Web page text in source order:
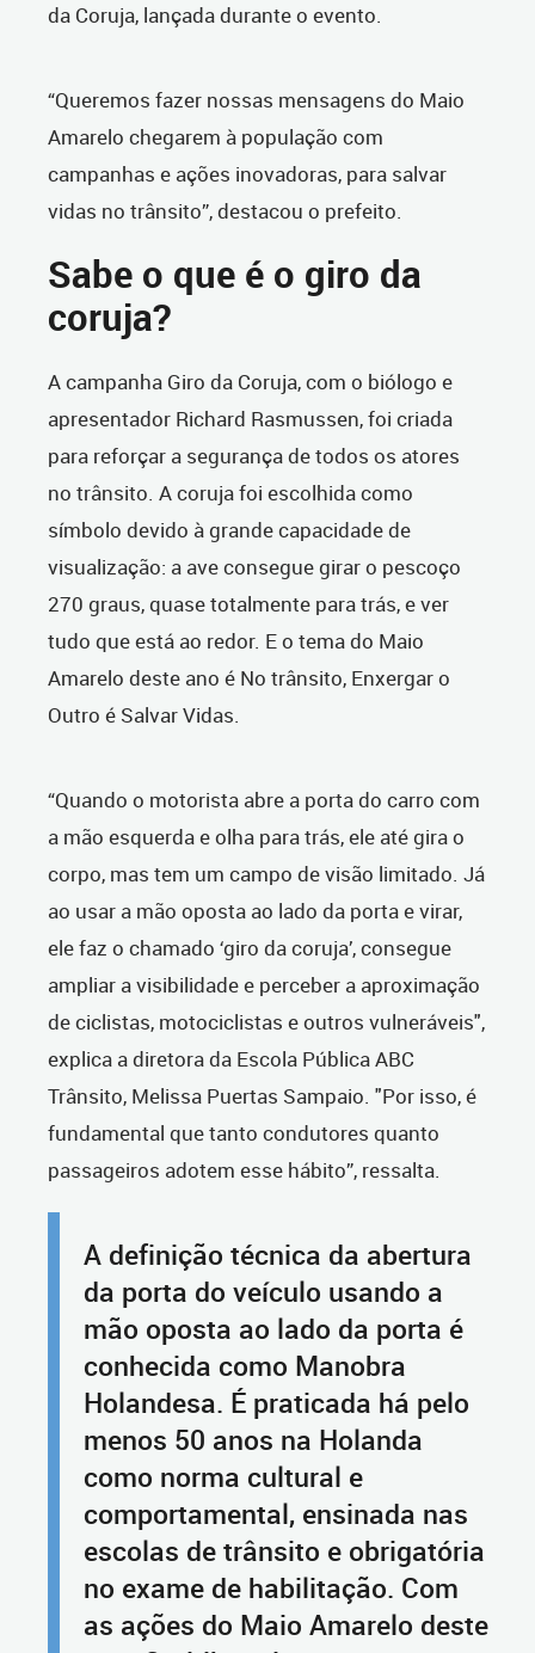
da Coruja, lançada durante o evento.
“Queremos fazer nossas mensagens do Maio
Amarelo chegarem à população com
campanhas e ações inovadoras, para salvar
vidas no trânsito”, destacou o prefeito.
Sabe o que é o giro da
coruja?
A campanha Giro da Coruja, com o biólogo e
apresentador Richard Rasmussen, foi criada
para reforçar a segurança de todos os atores
no trânsito. A coruja foi escolhida como
símbolo devido à grande capacidade de
visualização: a ave consegue girar o pescoço
270 graus, quase totalmente para trás, e ver
tudo que está ao redor. E o tema do Maio
Amarelo deste ano é No trânsito, Enxergar o
Outro é Salvar Vidas.
“Quando o motorista abre a porta do carro com
a mão esquerda e olha para trás, ele até gira o
corpo, mas tem um campo de visão limitado. Já
ao usar a mão oposta ao lado da porta e virar,
ele faz o chamado ‘giro da coruja’, consegue
ampliar a visibilidade e perceber a aproximação
de ciclistas, motociclistas e outros vulneráveis",
explica a diretora da Escola Pública ABC
Trânsito, Melissa Puertas Sampaio. "Por isso, é
fundamental que tanto condutores quanto
passageiros adotem esse hábito”, ressalta.
A definição técnica da abertura
da porta do veículo usando a
mão oposta ao lado da porta é
conhecida como Manobra
Holandesa. É praticada há pelo
menos 50 anos na Holanda
como norma cultural e
comportamental, ensinada nas
escolas de trânsito e obrigatória
no exame de habilitação. Com
as ações do Maio Amarelo deste